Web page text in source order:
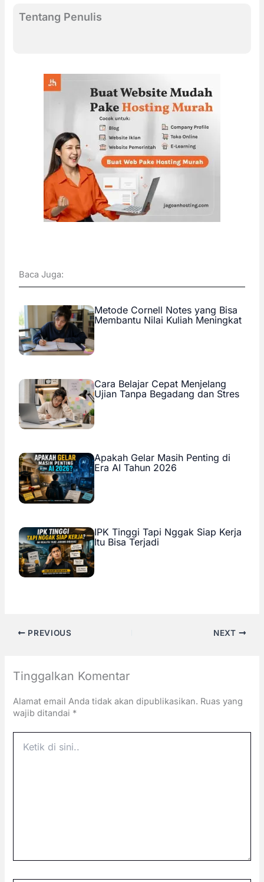
Tentang Penulis
Baca Juga:
Metode Cornell Notes yang Bisa
Membantu Nilai Kuliah Meningkat
Cara Belajar Cepat Menjelang
Ujian Tanpa Begadang dan Stres
Apakah Gelar Masih Penting di
Era AI Tahun 2026
IPK Tinggi Tapi Nggak Siap Kerja
Itu Bisa Terjadi
PREVIOUS NEXT
Tinggalkan Komentar
Alamat email Anda tidak akan dipublikasikan. Ruas yang
wajib ditandai *